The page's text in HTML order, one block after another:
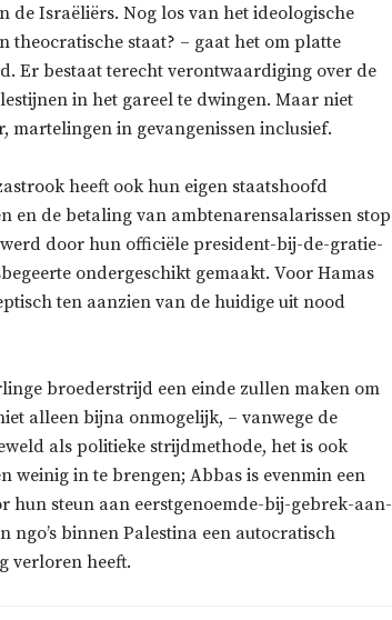
de Israëliërs. Nog los van het ideologische
theocratische staat? – gaat het om platte
Er bestaat terecht verontwaardiging over de
in het gareel te dwingen. Maar niet
martelingen in gevangenissen inclusief.
heeft ook hun eigen staatshoofd
en de betaling van ambtenarensalarissen stop
door hun officiële president-bij-de-gratie-
ondergeschikt gemaakt. Voor Hamas
ten aanzien van de huidige uit nood
broederstrijd een einde zullen maken om
alleen bijna onmogelijk, – vanwege de
als politieke strijdmethode, het is ook
weinig in te brengen; Abbas is evenmin een
hun steun aan eerstgenoemde-bij-gebrek-aan-
ngo’s binnen Palestina een autocratisch
verloren heeft.